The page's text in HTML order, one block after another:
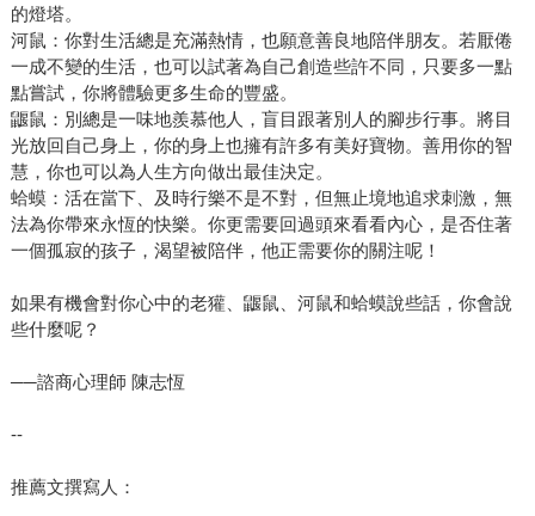
的燈塔。
河鼠：你對生活總是充滿熱情，也願意善良地陪伴朋友。若厭倦
一成不變的生活，也可以試著為自己創造些許不同，只要多一點
點嘗試，你將體驗更多生命的豐盛。
鼴鼠：別總是一味地羨慕他人，盲目跟著別人的腳步行事。將目
光放回自己身上，你的身上也擁有許多有美好寶物。善用你的智
慧，你也可以為人生方向做出最佳決定。
蛤蟆：活在當下、及時行樂不是不對，但無止境地追求刺激，無
法為你帶來永恆的快樂。你更需要回過頭來看看內心，是否住著
一個孤寂的孩子，渴望被陪伴，他正需要你的關注呢！
如果有機會對你心中的老獾、鼴鼠、河鼠和蛤蟆說些話，你會說
些什麼呢？
──諮商心理師 陳志恆
--
推薦文撰寫人：